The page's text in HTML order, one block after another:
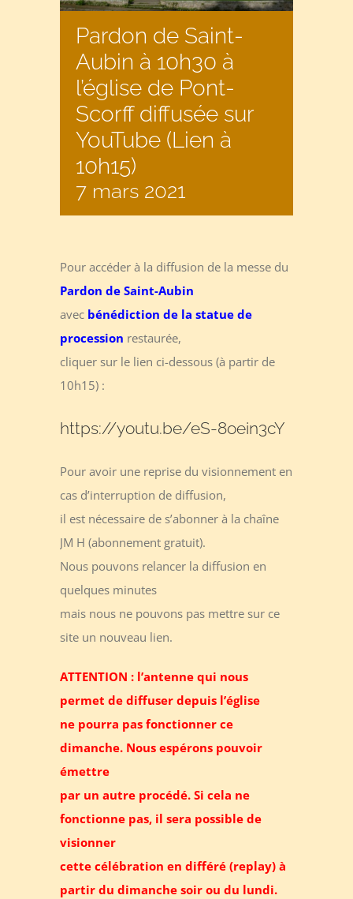
Pardon de Saint-
Aubin à 10h30 à
l’église de Pont-
Scorff diffusée sur
YouTube (Lien à
10h15)
7 mars 2021
Pour accéder à la diffusion de la messe du
Pardon de Saint-Aubin
avec bénédiction de la statue de
procession restaurée,
cliquer sur le lien ci-dessous (à partir de
10h15) :
https://youtu.be/eS-8oein3cY
Pour avoir une reprise du visionnement en
cas d’interruption de diffusion,
il est nécessaire de s’abonner à la chaîne
JM H (abonnement gratuit).
Nous pouvons relancer la diffusion en
quelques minutes
mais nous ne pouvons pas mettre sur ce
site un nouveau lien.
ATTENTION : l’antenne qui nous
permet de diffuser depuis l’église
ne pourra pas fonctionner ce
dimanche. Nous espérons pouvoir
émettre
par un autre procédé. Si cela ne
fonctionne pas, il sera possible de
visionner
cette célébration en différé (replay) à
partir du dimanche soir ou du lundi.